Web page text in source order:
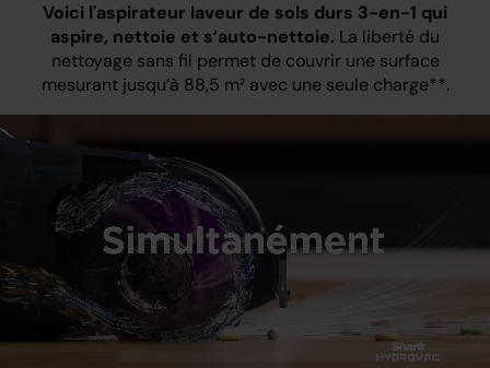
Voici l'aspirateur laveur de sols durs 3-en-1 qui
aspire, nettoie et s’auto-nettoie. La liberté du
nettoyage sans fil permet de couvrir une surface
mesurant jusqu’à 88,5 m² avec une seule charge**.